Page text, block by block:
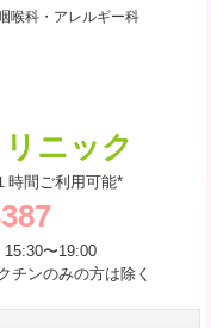
喉科・アレルギー科
ニック
時間ご利用可能*
〜19:00
ンのみの方は除く